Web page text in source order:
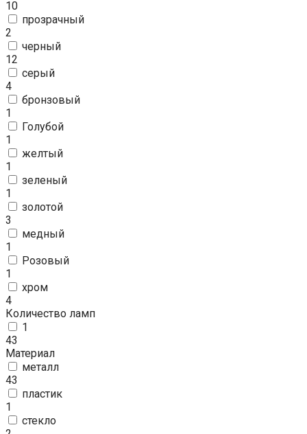
10
прозрачный
2
черный
12
серый
4
бронзовый
1
Голубой
1
желтый
1
зеленый
1
золотой
3
медный
1
Розовый
1
хром
4
Количество ламп
1
43
Материал
металл
43
пластик
1
стекло